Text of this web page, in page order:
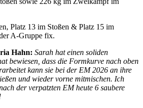
Platz 13 im Stoßen & Platz 15 im
A-Gruppe fix.
Hahn: Sarah hat einen soliden
bewiesen, dass die Formkurve nach oben
kann sie bei der EM 2026 an ihre
und wieder vorne mitmischen. Ich
der verpatzten EM heute 6 saubere